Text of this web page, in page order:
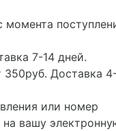
момента
7-14 дней.
Доставка
или номер
на вашу